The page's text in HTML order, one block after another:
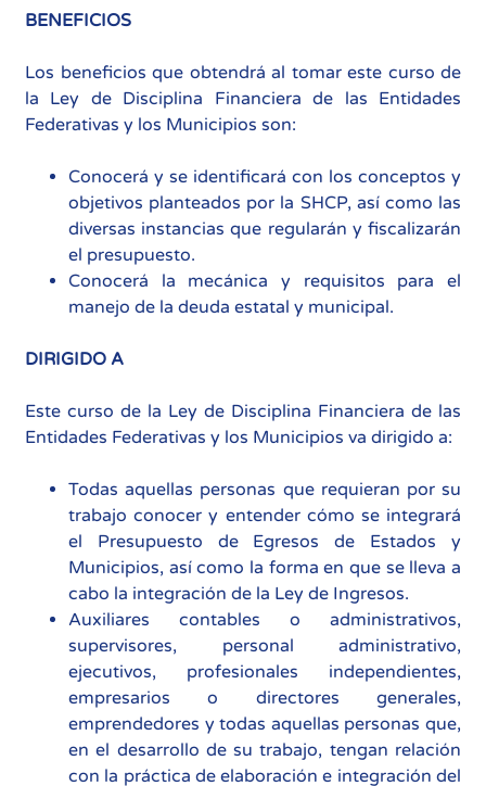
BENEFICIOS
Los beneficios que obtendrá al tomar este curso de
la Ley de Disciplina Financiera de las Entidades
Federativas y los Municipios son:
Conocerá y se identificará con los conceptos y
objetivos planteados por la SHCP, así como las
diversas instancias que regularán y fiscalizarán
el presupuesto.
Conocerá la mecánica y requisitos para el
manejo de la deuda estatal y municipal.
DIRIGIDO A
Este curso de la Ley de Disciplina Financiera de las
Entidades Federativas y los Municipios va dirigido a:
Todas aquellas personas que requieran por su
trabajo conocer y entender cómo se integrará
el Presupuesto de Egresos de Estados y
Municipios, así como la forma en que se lleva a
cabo la integración de la Ley de Ingresos.
Auxiliares contables o administrativos,
supervisores, personal administrativo,
ejecutivos, profesionales independientes,
empresarios o directores generales,
emprendedores y todas aquellas personas que,
en el desarrollo de su trabajo, tengan relación
con la práctica de elaboración e integración del